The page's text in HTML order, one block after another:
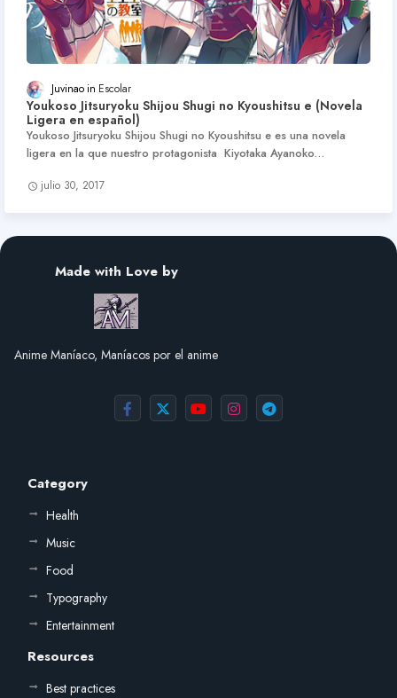
Juvinao Escolar
Youkoso Jitsuryoku Shijou Shugi no Kyoushitsu e (Novela
Ligera en español)
Youkoso Jitsuryoku Shijou Shugi no Kyoushitsu e es una novela
ligera en la que nuestro protagonista Kiyotaka Ayanoko…
julio 30, 2017
Made with Love by
Anime Maníaco, Maníacos por el anime
Category
Health
Music
Food
Typography
Entertainment
Resources
Best practices